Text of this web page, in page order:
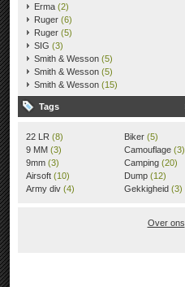
Erma (2)
Ruger (6)
Ruger (5)
SIG (3)
Smith & Wesson (5)
Smith & Wesson (5)
Smith & Wesson (15)
Tags
22 LR (8)
9 MM (3)
9mm (3)
Airsoft (10)
Army div (4)
Biker (5)
Camouflage (3)
Camping (20)
Dump (12)
Gekkigheid (3)
Over ons